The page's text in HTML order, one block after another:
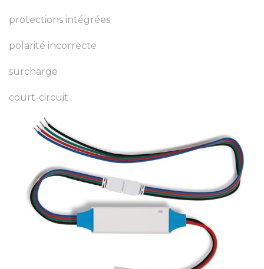
protections intégrées:
polarité incorrecte
surcharge
court-circuit